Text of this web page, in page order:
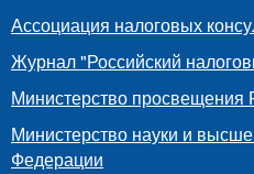
Ассоциация налоговых
Журнал "Российский
Министерство просвещения
Министерство науки и
Федерации